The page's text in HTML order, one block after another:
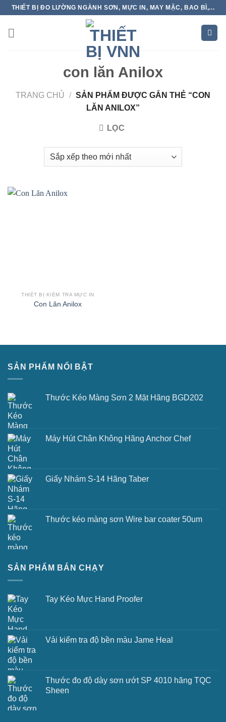
Skip
content
THIẾT BỊ ĐO LƯỜNG NGÀNH SƠN, MỰC IN, MAY MẶC, BAO BÌ,...
con lăn Anilox
TRANG CHỦ / SẢN PHẨM ĐƯỢC GẮN THẺ “CON
LĂN ANILOX”
LỌC
THIẾT BỊ KIỂM TRA MỰC IN
Con Lăn Anilox
SẢN PHẨM NỔI BẬT
Thước Kéo Màng Sơn 2 Mặt Hãng BGD202
Máy Hút Chân Không Hãng Anchor Chef
Giấy Nhám S-14 Hãng Taber
Thước kéo màng sơn Wire bar coater 50um
SẢN PHẨM BÁN CHẠY
Tay Kéo Mực Hand Proofer
Vải kiểm tra độ bền màu Jame Heal
Thước đo độ dày sơn ướt SP 4010 hãng TQC
Sheen